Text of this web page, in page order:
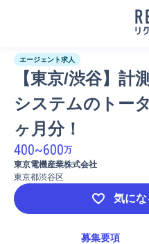
エージェント求人
【東京/渋谷】
システムのトー
ヶ月分！
400~600万
東京電機産業株式会社
東京都渋谷区
気にな
募集要項